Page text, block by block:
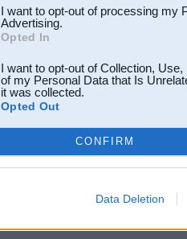
I want to opt-out of processing my
Advertising.
Opted In
I want to opt-out of Collection,
of my Personal Data that Is
it was collected.
Opted Out
CONFIRM
Data Deletion